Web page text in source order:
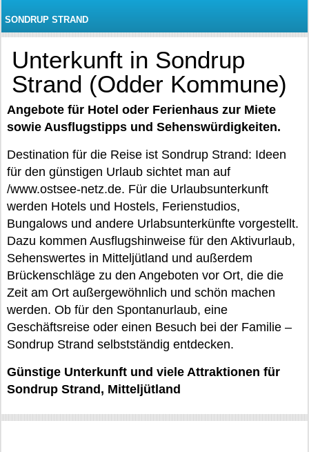
SONDRUP STRAND
Unterkunft in Sondrup
Strand (Odder Kommune)
Angebote für Hotel oder Ferienhaus zur Miete
sowie Ausflugstipps und Sehenswürdigkeiten.
Destination für die Reise ist Sondrup Strand: Ideen
für den günstigen Urlaub sichtet man auf
/www.ostsee-netz.de. Für die Urlaubsunterkunft
werden Hotels und Hostels, Ferienstudios,
Bungalows und andere Urlabsunterkünfte vorgestellt.
Dazu kommen Ausflugshinweise für den Aktivurlaub,
Sehenswertes in Mitteljütland und außerdem
Brückenschläge zu den Angeboten vor Ort, die die
Zeit am Ort außergewöhnlich und schön machen
werden. Ob für den Spontanurlaub, eine
Geschäftsreise oder einen Besuch bei der Familie –
Sondrup Strand selbstständig entdecken.
Günstige Unterkunft und viele Attraktionen für
Sondrup Strand, Mitteljütland